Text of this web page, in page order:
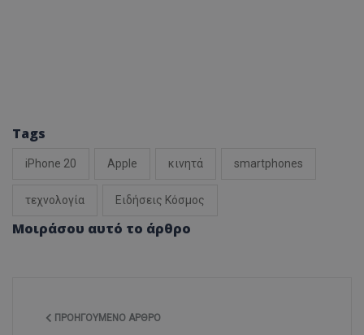
Tags
iPhone 20 Apple κινητά smartphones
τεχνολογία Ειδήσεις Κόσμος
Μοιράσου αυτό το άρθρο
ΠΡΟΗΓΟΎΜΕΝΟ ΆΡΘΡΟ